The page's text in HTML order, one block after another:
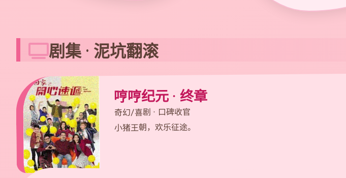
剧集 · 泥坑翻滚
哼哼纪元 · 终章
奇幻/喜剧 · 口碑收官
小猪王朝，欢乐征途。